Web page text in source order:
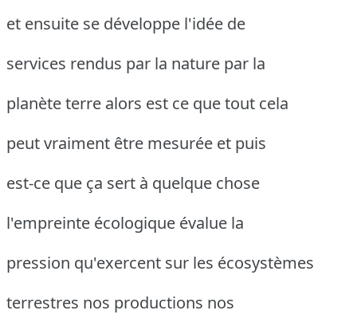
et ensuite se développe l'idée de
services rendus par la nature par la
planète terre alors est ce que tout cela
peut vraiment être mesurée et puis
est-ce que ça sert à quelque chose
l'empreinte écologique évalue la
pression qu'exercent sur les écosystèmes
terrestres nos productions nos